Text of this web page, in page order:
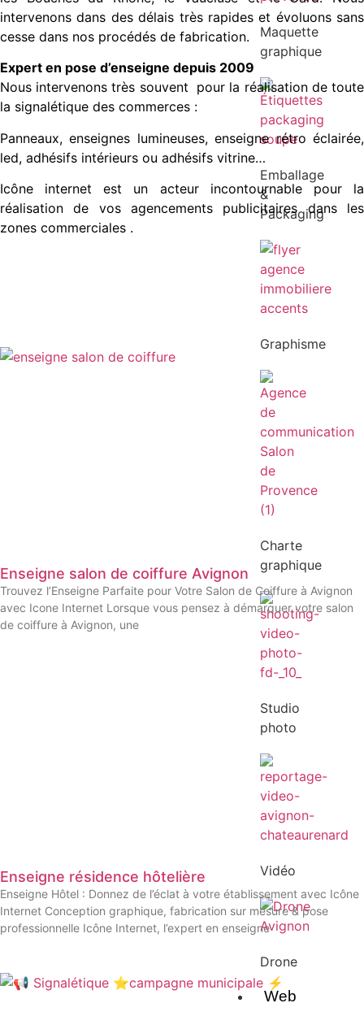
Maquette
graphique
Emballage
&
Packaging
Graphisme
Charte
graphique
Studio
photo
Vidéo
Drone
Web
intervenons dans des délais très rapides et évoluons sans
cesse dans nos procédés de fabrication.
Expert en pose d’enseigne depuis 2009
Nous intervenons très souvent pour la réalisation de toute
la signalétique des commerces :
Panneaux, enseignes lumineuses, enseigne rétro éclairée,
led, adhésifs intérieurs ou adhésifs vitrine…
Icône internet est un acteur incontournable pour la
réalisation de vos agencements publicitaires dans les
zones commerciales .
Enseigne salon de coiffure Avignon
Trouvez l’Enseigne Parfaite pour Votre Salon de Coiffure à Avignon
avec Icone Internet Lorsque vous pensez à démarquer votre salon
de coiffure à Avignon, une
Enseigne résidence hôtelière
Enseigne Hôtel : Donnez de l’éclat à votre établissement avec Icône
Internet Conception graphique, fabrication sur mesure & pose
professionnelle Icône Internet, l’expert en enseigne